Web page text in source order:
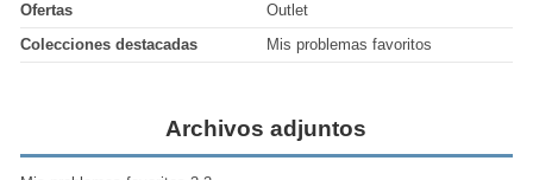
Ofertas
Outlet
Colecciones destacadas
Mis problemas favoritos
Archivos adjuntos